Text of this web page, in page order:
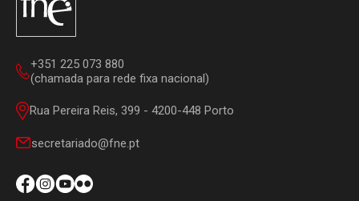
+351 225 073 880
(chamada para rede fixa nacional)
Rua Pereira Reis, 399 - 4200-448 Porto
secretariado@fne.pt